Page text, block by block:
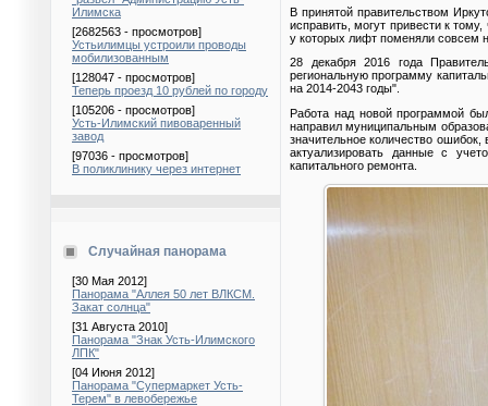
Илимска
[2682563 - просмотров]
Устьилимцы устроили проводы
мобилизованным
[128047 - просмотров]
Теперь проезд 10 рублей по городу
[105206 - просмотров]
Усть-Илимский пивоваренный
завод
[97036 - просмотров]
В поликлинику через интернет
Случайная панорама
[30 Мая 2012]
Панорама "Аллея 50 лет ВЛКСМ.
Закат солнца"
[31 Августа 2010]
Панорама "Знак Усть-Илимского
ЛПК"
[04 Июня 2012]
Панорама "Супермаркет Усть-
Терем" в левобережье
В принятой правительством
исправить, могут привести к
у которых лифт поменяли совсем
28 декабря 2016 года
региональную программу
на 2014-2043 годы".
Работа над новой программой
направил муниципальным
значительное количество
актуализировать данные с
капитального ремонта.